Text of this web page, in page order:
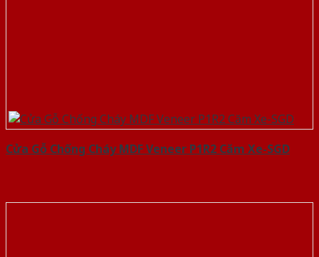
Cửa Gỗ Chống Cháy MDF Veneer P1R2 Căm Xe-SGD